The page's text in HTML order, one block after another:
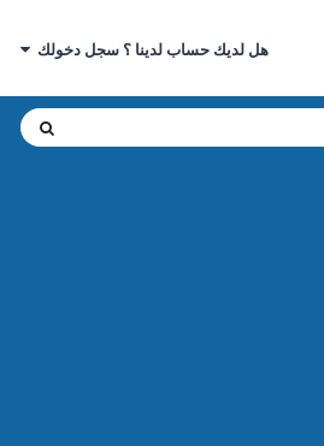
هل لديك حساب لدينا ؟ سجل دخولك